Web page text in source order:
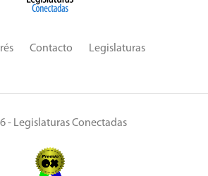
Contacto Legislaturas
- Legislaturas Conectadas